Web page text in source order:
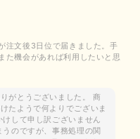
注文後3日位で届きました。手
た機会があれば利用したいと思
がとうございました。 商
たようで何よりでございま
して申し訳ございません
のですが、事務処理の関